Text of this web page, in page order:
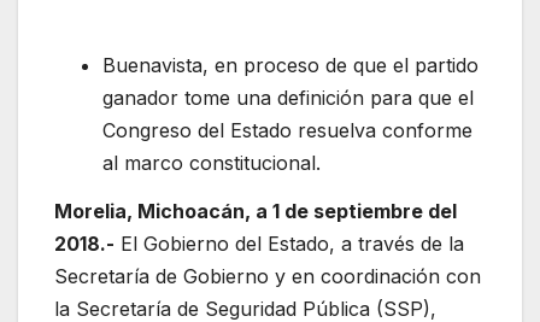
Buenavista, en proceso de que el partido
ganador tome una definición para que el
Congreso del Estado resuelva conforme
al marco constitucional.
Morelia, Michoacán, a 1 de septiembre del
2018.- El Gobierno del Estado, a través de la
Secretaría de Gobierno y en coordinación con
la Secretaría de Seguridad Pública (SSP),